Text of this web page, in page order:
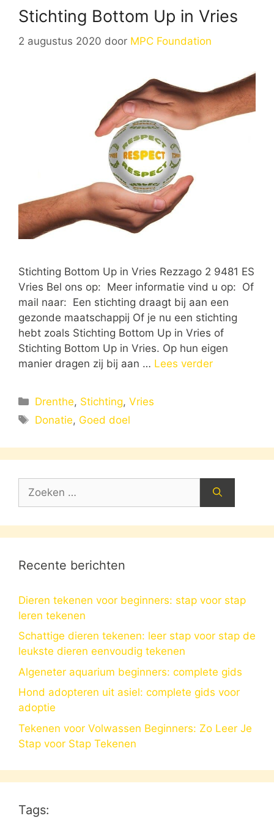
Stichting Bottom Up in Vries
2 augustus 2020 door MPC Foundation
Stichting Bottom Up in Vries Rezzago 2 9481 ES
Vries Bel ons op: Meer informatie vind u op: Of
mail naar: Een stichting draagt bij aan een
gezonde maatschappij Of je nu een stichting
hebt zoals Stichting Bottom Up in Vries of
Stichting Bottom Up in Vries. Op hun eigen
manier dragen zij bij aan … Lees verder
Categorieën
Drenthe, Stichting,Vries
Tags
Donatie, Goed doel
naar:
Recente berichten
Dieren tekenen voor beginners: stap voor stap
leren tekenen
Schattige dieren tekenen: leer stap voor stap de
leukste dieren eenvoudig tekenen
Algeneter aquarium beginners: complete gids
Hond adopteren uit asiel: complete gids voor
adoptie
Tekenen voor Volwassen Beginners: Zo Leer Je
Stap voor Stap Tekenen
Tags: